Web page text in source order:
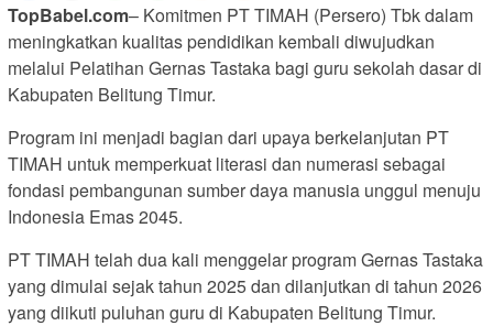
TopBabel.com– Komitmen PT TIMAH (Persero) Tbk dalam
meningkatkan kualitas pendidikan kembali diwujudkan
melalui Pelatihan Gernas Tastaka bagi guru sekolah dasar di
Kabupaten Belitung Timur.
Program ini menjadi bagian dari upaya berkelanjutan PT
TIMAH untuk memperkuat literasi dan numerasi sebagai
fondasi pembangunan sumber daya manusia unggul menuju
Indonesia Emas 2045.
PT TIMAH telah dua kali menggelar program Gernas Tastaka
yang dimulai sejak tahun 2025 dan dilanjutkan di tahun 2026
yang diikuti puluhan guru di Kabupaten Belitung Timur.